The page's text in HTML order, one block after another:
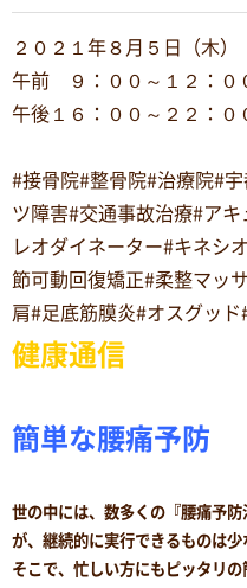
２０２１年８月５日（木）
午前 ９：００～１２：０
午後１６：００～２２：０
#接骨院#整骨院#治療院#
ツ障害#交通事故治療#ア
レオダイネーター#キネシ
節可動回復矯正#柔整マッ
肩#足底筋膜炎#オスグッド
健康通信
簡単な腰痛予防
世の中には、数多くの『腰痛予
が、継続的に実行できるものは少
そこで、忙しい方にもピッタリの